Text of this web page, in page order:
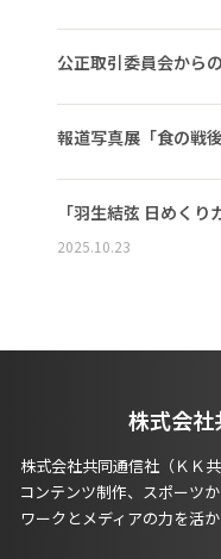
公正取引委員会から
報道写真展「食の戦
「羽生結弦 日めく
2025.10.23
株式会社
株式会社共同通信社（ＫＫ
コンテンツ制作、スポーツ
ワークとメディアの力を活